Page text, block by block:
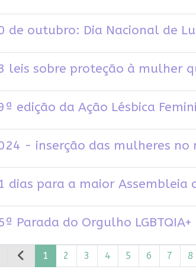
de outubro: Dia Nacional de
leis sobre proteção à mulher
edição da Ação Lésbica
- inserção das mulheres
dias para a maior Assembleia
Parada do Orgulho
1 2 3 4 5 6 7 8